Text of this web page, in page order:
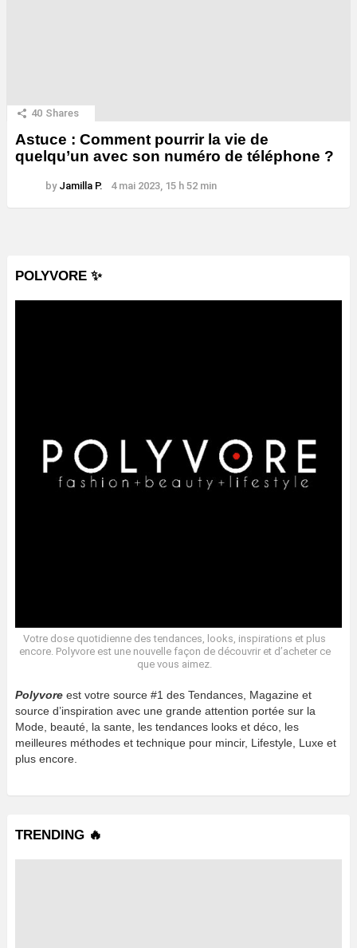
40 Shares
Astuce : Comment pourrir la vie de
quelqu’un avec son numéro de téléphone ?
by Jamilla P. 4 mai 2023, 15 h 52 min
POLYVORE ✨
Votre dose quotidienne des tendances, looks, inspirations et plus
encore. Polyvore est une nouvelle façon de découvrir et d’acheter ce
que vous aimez.
Polyvore est votre source #1 des Tendances, Magazine et
source d’inspiration avec une grande attention portée sur la
Mode, beauté, la sante, les tendances looks et déco, les
meilleures méthodes et technique pour mincir, Lifestyle, Luxe et
plus encore.
TRENDING 🔥